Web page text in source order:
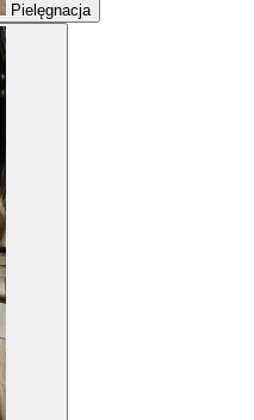
Pielęgnacja